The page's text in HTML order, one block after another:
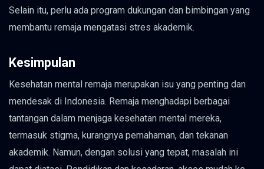
Selain itu, perlu ada program dukungan dan bimbingan yang
membantu remaja mengatasi stres akademik.
Kesimpulan
Kesehatan mental remaja merupakan isu yang penting dan
mendesak di Indonesia. Remaja menghadapi berbagai
tantangan dalam menjaga kesehatan mental mereka,
termasuk stigma, kurangnya pemahaman, dan tekanan
akademik. Namun, dengan solusi yang tepat, masalah ini